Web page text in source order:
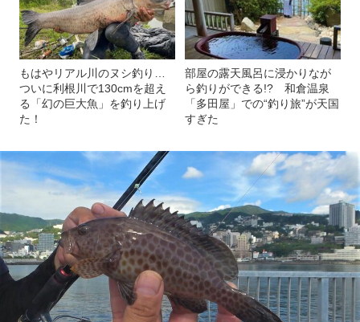
もはやリアル川のヌシ釣り…
ついに利根川で130cmを超え
る「幻の巨大魚」を釣り上げ
た！
部屋の露天風呂に浸かりなが
ら釣りができる!? 和倉温泉
「多田屋」での“釣り旅”が天国
すぎた